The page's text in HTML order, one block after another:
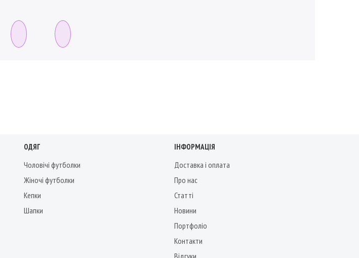
ОДЯГ
Чоловічі футболки
Жіночі футболки
Кепки
Шапки
ІНФОРМАЦІЯ
Доставка і оплата
Про нас
Статті
Новини
Портфоліо
Контакти
Відгуки